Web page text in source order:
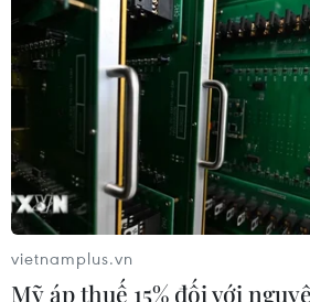
quyết một cách hòa bình thông
cách tiếp cận hòa bình và dựa
vietnamplus.vn
Mỹ áp thuế 15% đối với